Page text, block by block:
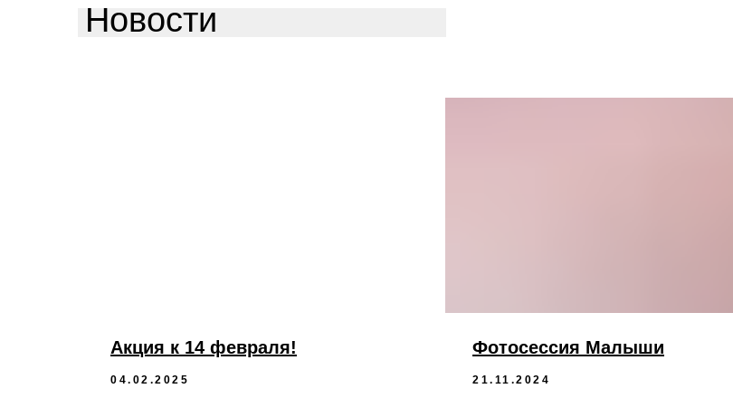
Новости
Акция к 14 февраля!
04.02.2025
Фотосессия Малыши
21.11.2024